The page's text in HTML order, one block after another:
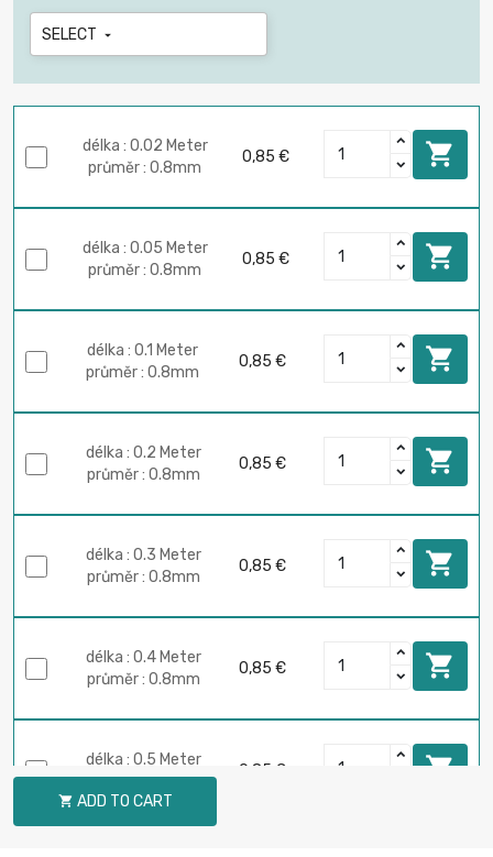
SELECT 
délka : 0.02 Meter
průměr : 0.8mm
0,85 € 
délka : 0.05 Meter
průměr : 0.8mm
0,85 € 
délka : 0.1 Meter
průměr : 0.8mm
0,85 € 
délka : 0.2 Meter
průměr : 0.8mm
0,85 € 
délka : 0.3 Meter
průměr : 0.8mm
0,85 € 
délka : 0.4 Meter
průměr : 0.8mm
0,85 € 
délka : 0.5 Meter
průměr : 0.8mm
0,85 € 
 ADD TO CART